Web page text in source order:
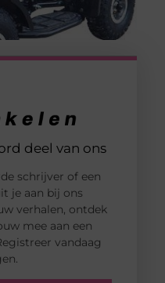
deel van ons
schrijver of een
je aan bij ons
verhalen, ontdek
mee aan een
vandaag